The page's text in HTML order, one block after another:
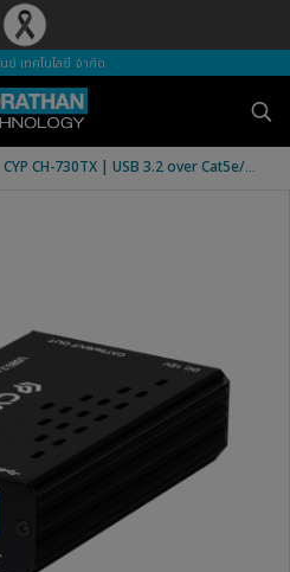
ย์ เทคโนโลยี จำกัด
CYP CH-730TX | USB 3.2 over Cat5e/6A/7 Transmitter